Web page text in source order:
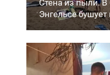
Стена из пыли. В
Энгельсе бушует